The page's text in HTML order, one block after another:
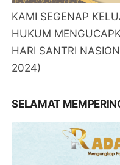
KAMI SEGENAP
HUKUM
HARI SANTRI
2024)
SELAMAT